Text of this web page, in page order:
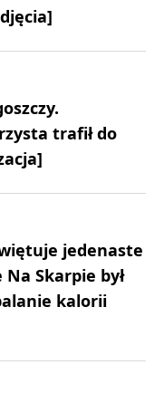
trafił do
jedenaste
Skarpie był
kalorii